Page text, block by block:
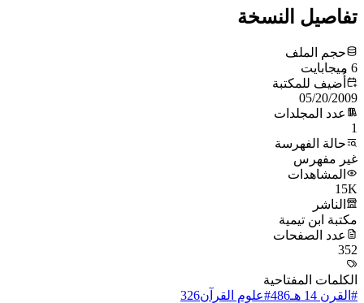
تفاصيل النسخة
حجم الملف
6 ميجابايت
أُضيف للمكتبة
05/20/2009
عدد المجلدات
1
حالة الفهرسة
غير مفهرس
المشاهدات
15K
الناشر
مكتبة ابن تيمية
عدد الصفحات
352
الكلمات المفتاحية
# القرن 14 هـ 486
#علوم القرآن326